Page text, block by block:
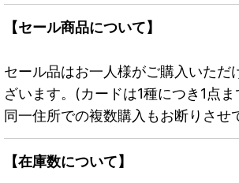
【セール商品について】
セール品はお一人様がご購入いただ
ざいます。(カードは1種につき1点ま
同一住所での複数購入もお断りさせ
【在庫数について】